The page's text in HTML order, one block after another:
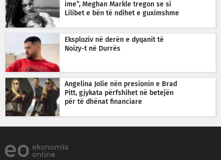
ime”, Meghan Markle tregon se si
Lilibet e bën të ndihet e guximshme
Eksploziv në derën e dyqanit të
Noizy-t në Durrës
Angelina Jolie nën presionin e Brad
Pitt, gjykata përfshihet në betejën
për të dhënat financiare